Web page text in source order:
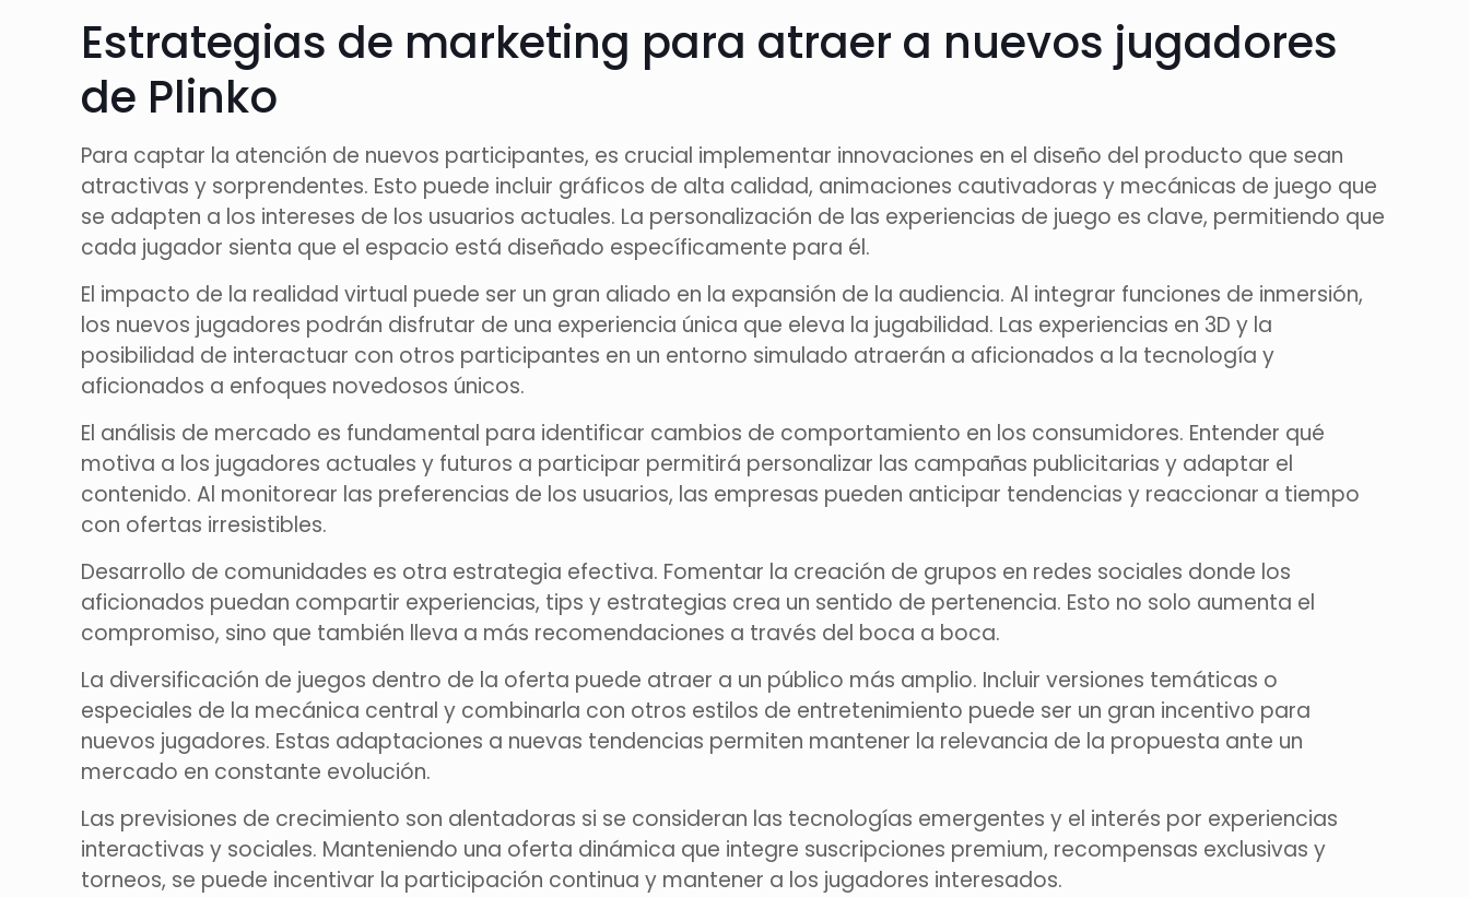
Estrategias de marketing para atraer a nuevos jugadores
de Plinko
Para captar la atención de nuevos participantes, es crucial implementar innovaciones en el diseño del producto que sean
atractivas y sorprendentes. Esto puede incluir gráficos de alta calidad, animaciones cautivadoras y mecánicas de juego que
se adapten a los intereses de los usuarios actuales. La personalización de las experiencias de juego es clave, permitiendo que
cada jugador sienta que el espacio está diseñado específicamente para él.
El impacto de la realidad virtual puede ser un gran aliado en la expansión de la audiencia. Al integrar funciones de inmersión,
los nuevos jugadores podrán disfrutar de una experiencia única que eleva la jugabilidad. Las experiencias en 3D y la
posibilidad de interactuar con otros participantes en un entorno simulado atraerán a aficionados a la tecnología y
aficionados a enfoques novedosos únicos.
El análisis de mercado es fundamental para identificar cambios de comportamiento en los consumidores. Entender qué
motiva a los jugadores actuales y futuros a participar permitirá personalizar las campañas publicitarias y adaptar el
contenido. Al monitorear las preferencias de los usuarios, las empresas pueden anticipar tendencias y reaccionar a tiempo
con ofertas irresistibles.
Desarrollo de comunidades es otra estrategia efectiva. Fomentar la creación de grupos en redes sociales donde los
aficionados puedan compartir experiencias, tips y estrategias crea un sentido de pertenencia. Esto no solo aumenta el
compromiso, sino que también lleva a más recomendaciones a través del boca a boca.
La diversificación de juegos dentro de la oferta puede atraer a un público más amplio. Incluir versiones temáticas o
especiales de la mecánica central y combinarla con otros estilos de entretenimiento puede ser un gran incentivo para
nuevos jugadores. Estas adaptaciones a nuevas tendencias permiten mantener la relevancia de la propuesta ante un
mercado en constante evolución.
Las previsiones de crecimiento son alentadoras si se consideran las tecnologías emergentes y el interés por experiencias
interactivas y sociales. Manteniendo una oferta dinámica que integre suscripciones premium, recompensas exclusivas y
torneos, se puede incentivar la participación continua y mantener a los jugadores interesados.